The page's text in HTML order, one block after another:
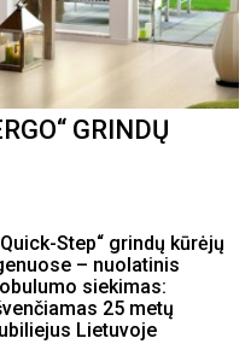
GRINDŲ
Step“ grindų kūrėjų
– nuolatinis
siekimas:
25 metų
Lietuvoje